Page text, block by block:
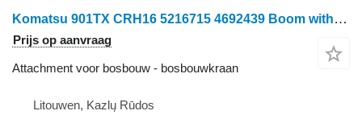
Komatsu 901TX CRH16 5216715 4692439 Boom with Telescope
Prijs op aanvraag
Attachment voor bosbouw - bosbouwkraan
Litouwen, Kazlų Rūdos